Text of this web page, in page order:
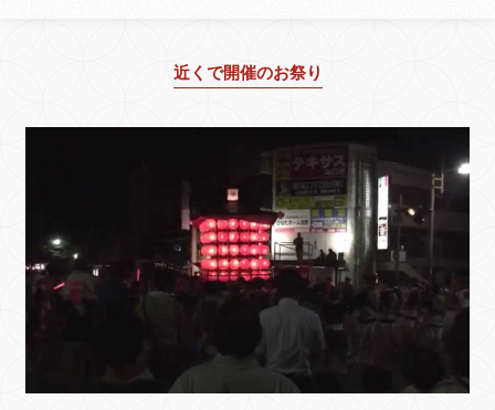
近くで開催のお祭り